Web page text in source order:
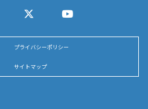
プライバシーポリシー
サイトマップ